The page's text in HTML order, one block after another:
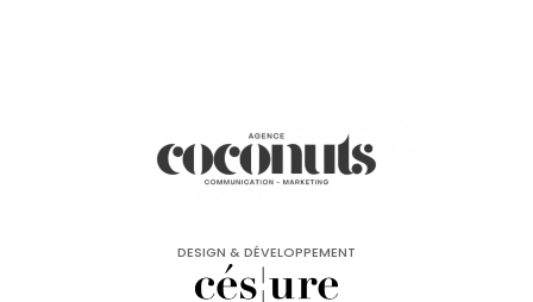
DESIGN & DÉVELOPPEMENT